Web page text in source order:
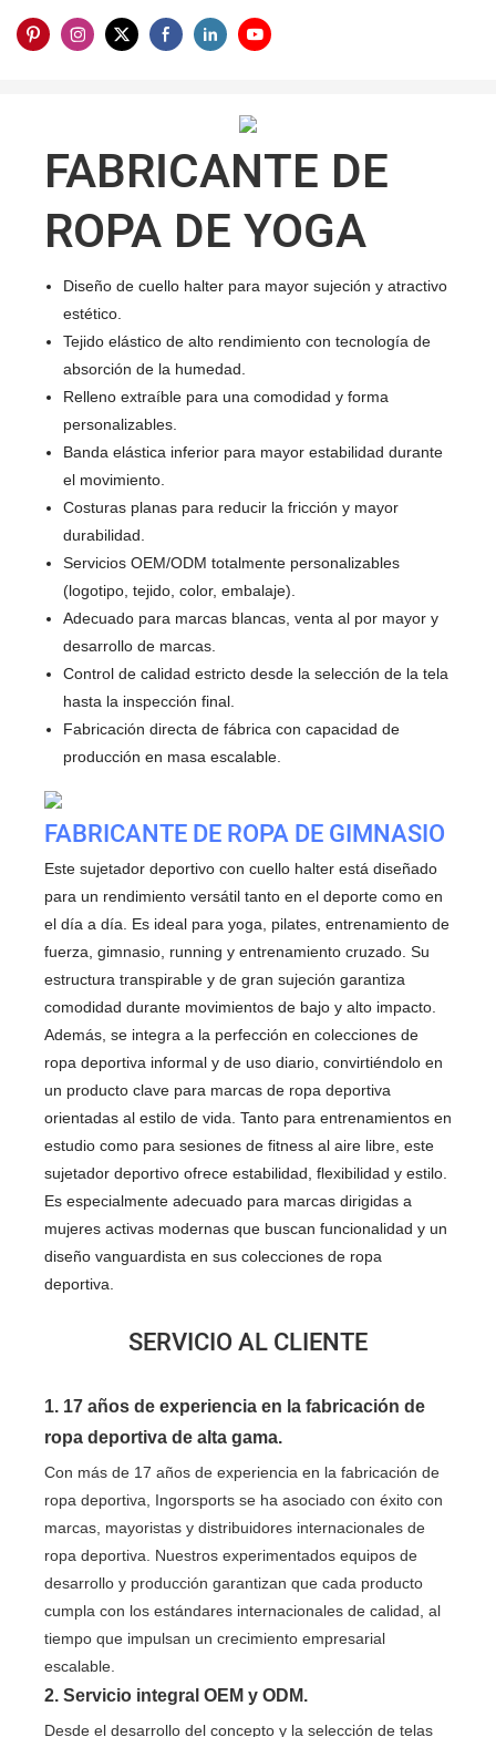
FABRICANTE DE
ROPA DE YOGA
Diseño de cuello halter para mayor sujeción y atractivo
estético.
Tejido elástico de alto rendimiento con tecnología de
absorción de la humedad.
Relleno extraíble para una comodidad y forma
personalizables.
Banda elástica inferior para mayor estabilidad durante
el movimiento.
Costuras planas para reducir la fricción y mayor
durabilidad.
Servicios OEM/ODM totalmente personalizables
(logotipo, tejido, color, embalaje).
Adecuado para marcas blancas, venta al por mayor y
desarrollo de marcas.
Control de calidad estricto desde la selección de la tela
hasta la inspección final.
Fabricación directa de fábrica con capacidad de
producción en masa escalable.
FABRICANTE DE ROPA DE GIMNASIO
Este sujetador deportivo con cuello halter está diseñado
para un rendimiento versátil tanto en el deporte como en
el día a día. Es ideal para yoga, pilates, entrenamiento de
fuerza, gimnasio, running y entrenamiento cruzado. Su
estructura transpirable y de gran sujeción garantiza
comodidad durante movimientos de bajo y alto impacto.
Además, se integra a la perfección en colecciones de
ropa deportiva informal y de uso diario, convirtiéndolo en
un producto clave para marcas de ropa deportiva
orientadas al estilo de vida. Tanto para entrenamientos en
estudio como para sesiones de fitness al aire libre, este
sujetador deportivo ofrece estabilidad, flexibilidad y estilo.
Es especialmente adecuado para marcas dirigidas a
mujeres activas modernas que buscan funcionalidad y un
diseño vanguardista en sus colecciones de ropa
deportiva.
SERVICIO AL CLIENTE
1. 17 años de experiencia en la fabricación de
ropa deportiva de alta gama.
Con más de 17 años de experiencia en la fabricación de
ropa deportiva, Ingorsports se ha asociado con éxito con
marcas, mayoristas y distribuidores internacionales de
ropa deportiva. Nuestros experimentados equipos de
desarrollo y producción garantizan que cada producto
cumpla con los estándares internacionales de calidad, al
tiempo que impulsan un crecimiento empresarial
escalable.
2. Servicio integral OEM y ODM.
Desde el desarrollo del concepto y la selección de telas